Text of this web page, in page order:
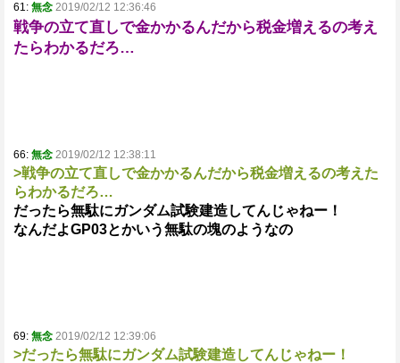
61: 無念 2019/02/12 12:36:46
戦争の立て直しで金かかるんだから税金増えるの考え
たらわかるだろ…
66: 無念 2019/02/12 12:38:11
>戦争の立て直しで金かかるんだから税金増えるの考えた
らわかるだろ…
だったら無駄にガンダム試験建造してんじゃねー！
なんだよGP03とかいう無駄の塊のようなの
69: 無念 2019/02/12 12:39:06
>だったら無駄にガンダム試験建造してんじゃねー！